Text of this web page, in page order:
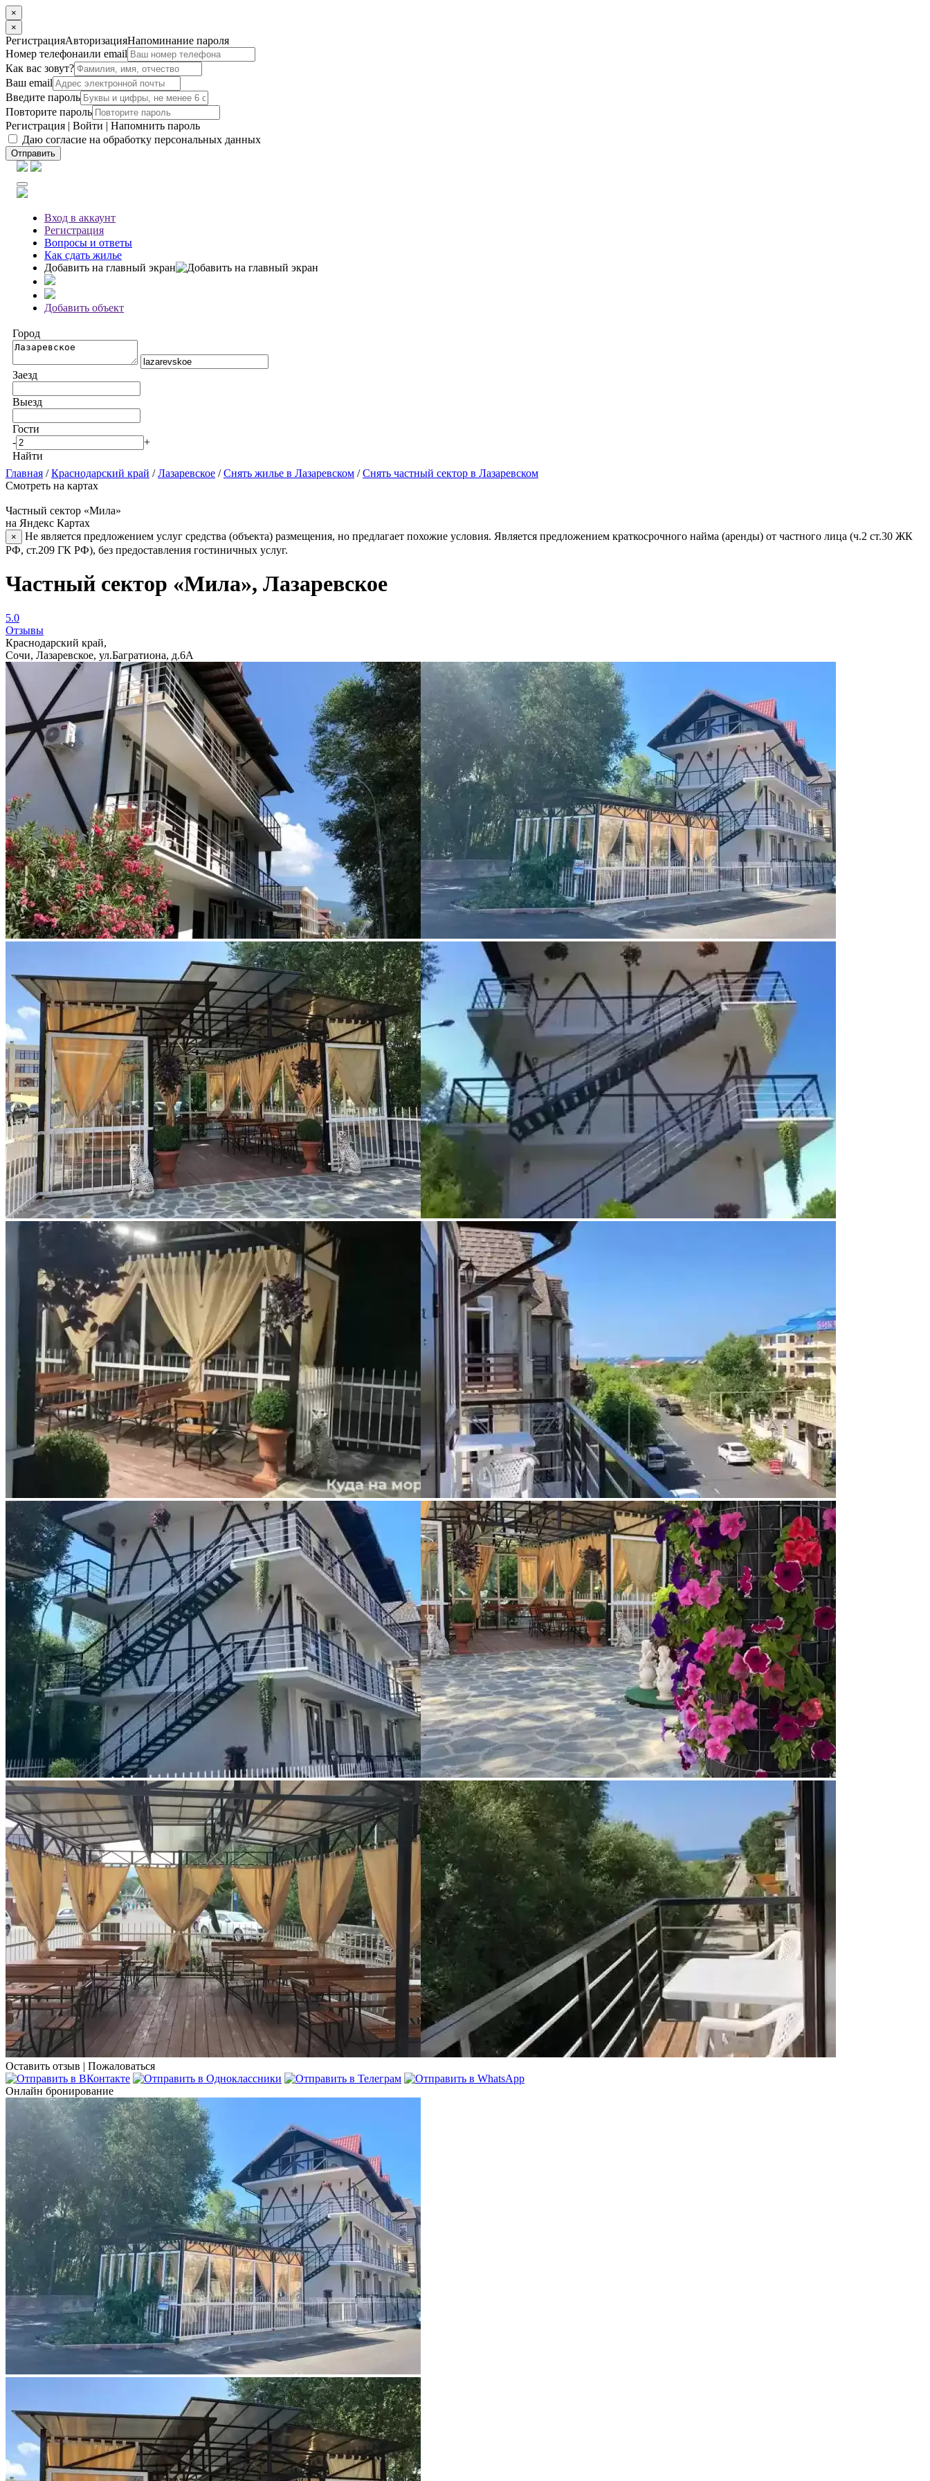
×
×
РегистрацияАвторизацияНапоминание пароля
Номер телефонаили email
Как вас зовут?
Ваш email
Введите пароль
Повторите пароль
Регистрация | Войти | Напомнить пароль
Даю согласие на обработку персональных данных
Отправить
Вход в аккаунт
Регистрация
Вопросы и ответы
Как сдать жилье
Добавить на главный экран
Добавить объект
Город
Заезд
Выезд
Гости
-
+
Найти
Главная /Краснодарский край /Лазаревское /Снять жилье в Лазаревском /Снять частный сектор в Лазаревском
Смотреть на картах
Частный сектор «Мила»
на Яндекс Картах
×
Не является предложением услуг средства (объекта) размещения, но предлагает похожие условия. Является предложением краткосрочного найма (аренды) от частного лица (ч.2 ст.30 ЖК
РФ, ст.209 ГК РФ), без предоставления гостиничных услуг.
Частный сектор «Мила», Лазаревское
5.0
Отзывы
Краснодарский край,
Сочи, Лазаревское, ул.Багратиона, д.6А
Оставить отзыв | Пожаловаться
Онлайн бронирование